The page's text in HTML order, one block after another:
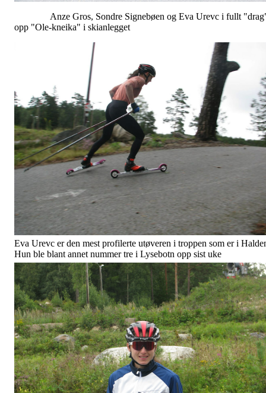
Anze Gros, Sondre Signebøen og Eva Urevc i fullt
opp "Ole-kneika" i skianlegget
Eva Urevc er den mest profilerte utøveren i troppen som er i
Hun ble blant annet nummer tre i Lysebotn opp sist uke